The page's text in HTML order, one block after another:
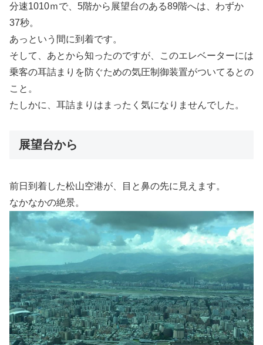
分速1010ｍで、5階から展望台のある89階へは、わずか
37秒。
あっという間に到着です。
そして、あとから知ったのですが、このエレベーターには
乗客の耳詰まりを防ぐための気圧制御装置がついてるとの
こと。
たしかに、耳詰まりはまったく気になりませんでした。
展望台から
前日到着した松山空港が、目と鼻の先に見えます。
なかなかの絶景。